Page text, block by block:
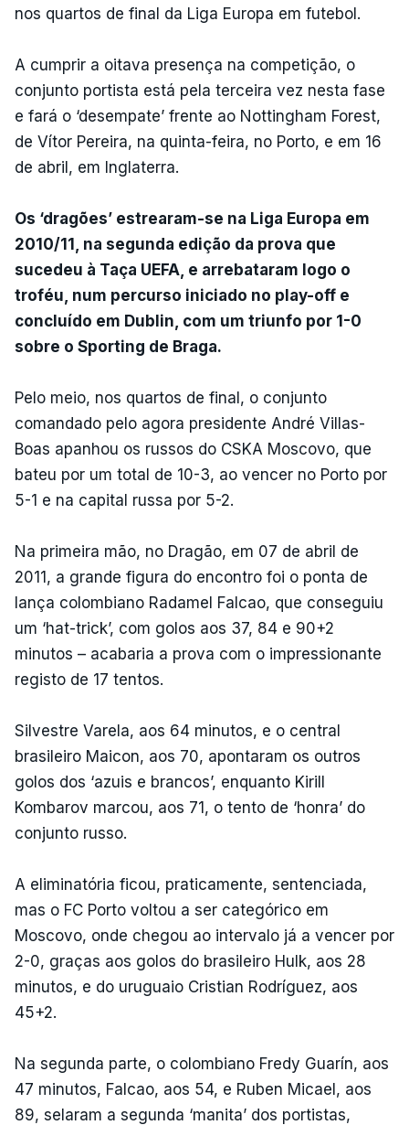
nos quartos de final da Liga Europa em futebol.
A cumprir a oitava presença na competição, o
conjunto portista está pela terceira vez nesta fase
e fará o ‘desempate’ frente ao Nottingham Forest,
de Vítor Pereira, na quinta-feira, no Porto, e em 16
de abril, em Inglaterra.
Os ‘dragões’ estrearam-se na Liga Europa em
2010/11, na segunda edição da prova que
sucedeu à Taça UEFA, e arrebataram logo o
troféu, num percurso iniciado no play-off e
concluído em Dublin, com um triunfo por 1-0
sobre o Sporting de Braga.
Pelo meio, nos quartos de final, o conjunto
comandado pelo agora presidente André Villas-
Boas apanhou os russos do CSKA Moscovo, que
bateu por um total de 10-3, ao vencer no Porto por
5-1 e na capital russa por 5-2.
Na primeira mão, no Dragão, em 07 de abril de
2011, a grande figura do encontro foi o ponta de
lança colombiano Radamel Falcao, que conseguiu
um ‘hat-trick’, com golos aos 37, 84 e 90+2
minutos – acabaria a prova com o impressionante
registo de 17 tentos.
Silvestre Varela, aos 64 minutos, e o central
brasileiro Maicon, aos 70, apontaram os outros
golos dos ‘azuis e brancos’, enquanto Kirill
Kombarov marcou, aos 71, o tento de ‘honra’ do
conjunto russo.
A eliminatória ficou, praticamente, sentenciada,
mas o FC Porto voltou a ser categórico em
Moscovo, onde chegou ao intervalo já a vencer por
2-0, graças aos golos do brasileiro Hulk, aos 28
minutos, e do uruguaio Cristian Rodríguez, aos
45+2.
Na segunda parte, o colombiano Fredy Guarín, aos
47 minutos, Falcao, aos 54, e Ruben Micael, aos
89, selaram a segunda ‘manita’ dos portistas,